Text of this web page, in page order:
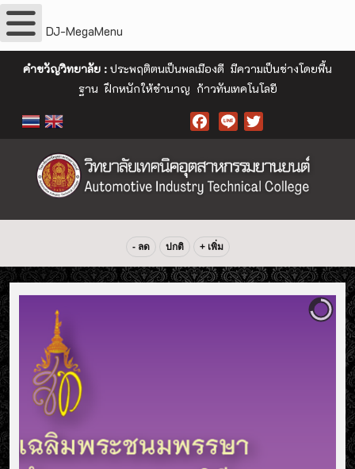
DJ-MegaMenu
คำขวัญวิทยาลัย : ประพฤติตนเป็นพลเมืองดี มีความเป็นช่างโดยพื้น
ฐาน ฝึกหนักให้ชำนาญ ก้าวทันเทคโนโลยี
- ลด ปกติ + เพิ่ม